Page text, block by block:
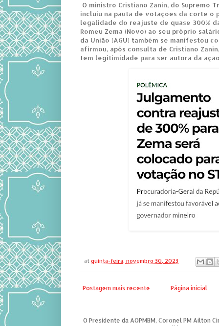
O ministro Cristiano Zanin, do Supremo
incluiu na pauta de votações da corte o
legalidade do reajuste de quase 300%
Romeu Zema (Novo) ao seu próprio
da União (AGU) também se manifestou
afirmou, após consulta de Cristiano
tem legitimidade para ser autora da
atquinta-feira, novembro 30, 2023
Postagem mais recente Página inicial
O Presidente da AOPMBM, Coronel PM Ailton